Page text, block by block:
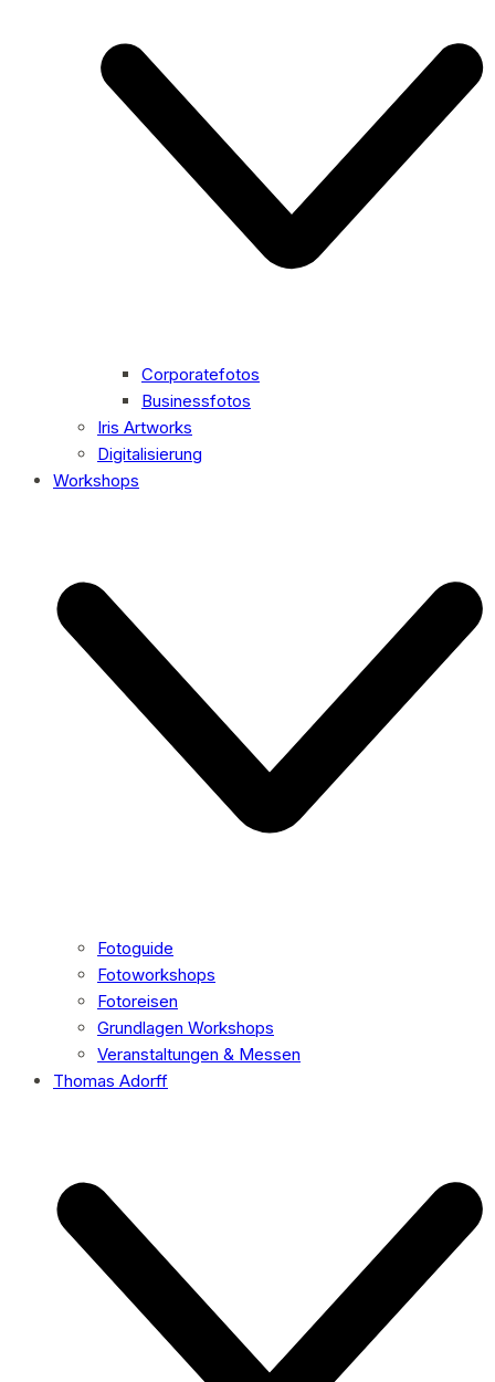
Corporatefotos
Businessfotos
Iris Artworks
Digitalisierung
Workshops
Fotoguide
Fotoworkshops
Fotoreisen
Grundlagen Workshops
Veranstaltungen & Messen
Thomas Adorff